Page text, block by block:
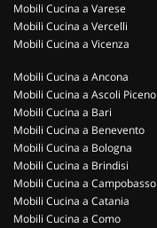
Mobili Cucina a Varese
Mobili Cucina a Vercelli
Mobili Cucina a Vicenza
Mobili Cucina a Ancona
Mobili Cucina a Ascoli Piceno
Mobili Cucina a Bari
Mobili Cucina a Benevento
Mobili Cucina a Bologna
Mobili Cucina a Brindisi
Mobili Cucina a Campobasso
Mobili Cucina a Catania
Mobili Cucina a Como